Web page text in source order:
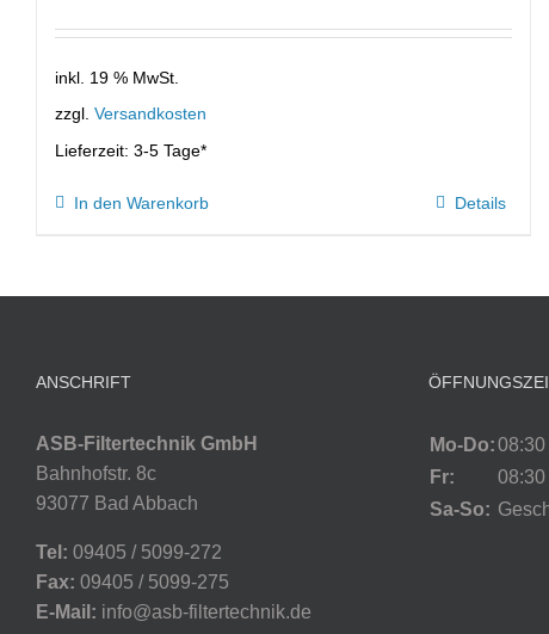
inkl. 19 % MwSt.
zzgl. Versandkosten
Lieferzeit: 3-5 Tage*
In den Warenkorb Details
ANSCHRIFT
ASB-Filtertechnik GmbH
Bahnhofstr. 8c
93077 Bad Abbach
Tel: 09405 / 5099-272
Fax: 09405 / 5099-275
E-Mail: info@asb-filtertechnik.de
Mo-Do:08:30
Fr:
08:30
Sa-So: